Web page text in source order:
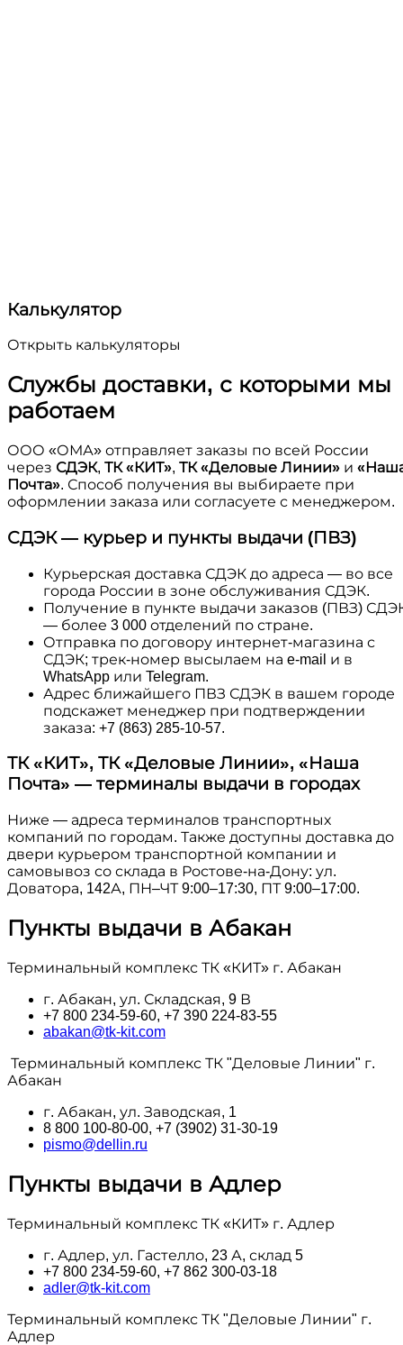
Калькулятор
Открыть калькуляторы
Службы доставки, с которыми мы
работаем
ООО «ОМА» отправляет заказы по всей России
через СДЭК, ТК «КИТ», ТК «Деловые Линии» и
Почта». Способ получения вы выбираете при
оформлении заказа или согласуете с менеджером.
СДЭК — курьер и пункты выдачи (ПВЗ)
Курьерская доставка СДЭК до адреса — во все
города России в зоне обслуживания СДЭК.
Получение в пункте выдачи заказов (ПВЗ)
— более 3 000 отделений по стране.
Отправка по договору интернет-магазина с
СДЭК; трек-номер высылаем на e-mail и в
WhatsApp или Telegram.
Адрес ближайшего ПВЗ СДЭК в вашем городе
подскажет менеджер при подтверждении
заказа: +7 (863) 285-10-57.
ТК «КИТ», ТК «Деловые Линии», «Наша
Почта» — терминалы выдачи в городах
Ниже — адреса терминалов транспортных
компаний по городам. Также доступны доставка до
двери курьером транспортной компании и
самовывоз со склада в Ростове-на-Дону: ул.
Доватора, 142А, ПН–ЧТ 9:00–17:30, ПТ 9:00–17:00.
Пункты выдачи в Абакан
Терминальный комплекс ТК «КИТ» г. Абакан
г. Абакан, ул. Складская, 9 В
+7 800 234-59-60, +7 390 224-83-55
abakan@tk-kit.com
Терминальный комплекс ТК "Деловые Линии" г.
Абакан
г. Абакан, ул. Заводская, 1
8 800 100‑80-00, +7 (3902) 31-30-19
pismo@dellin.ru
Пункты выдачи в Адлер
Терминальный комплекс ТК «КИТ» г. Адлер
г. Адлер, ул. Гастелло, 23 А, склад 5
+7 800 234-59-60, +7 862 300-03-18
adler@tk-kit.com
Терминальный комплекс ТК "Деловые Линии" г.
Адлер